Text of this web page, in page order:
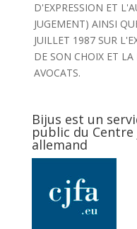
D'EXPRESSION ET
JUGEMENT) AINSI
JUILLET 1987 SUR
DE SON CHOIX ET
AVOCATS.
Bijus est un
public du
allemand